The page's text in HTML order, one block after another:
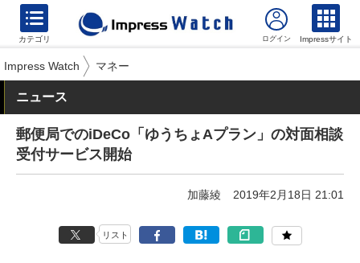
カテゴリ Impressサイト
Impress Watch マネー
ニュース
郵便局でのiDeCo「ゆうちょAプラン」の対面相談
受付サービス開始
加藤綾 2019年2月18日 21:01
リスト